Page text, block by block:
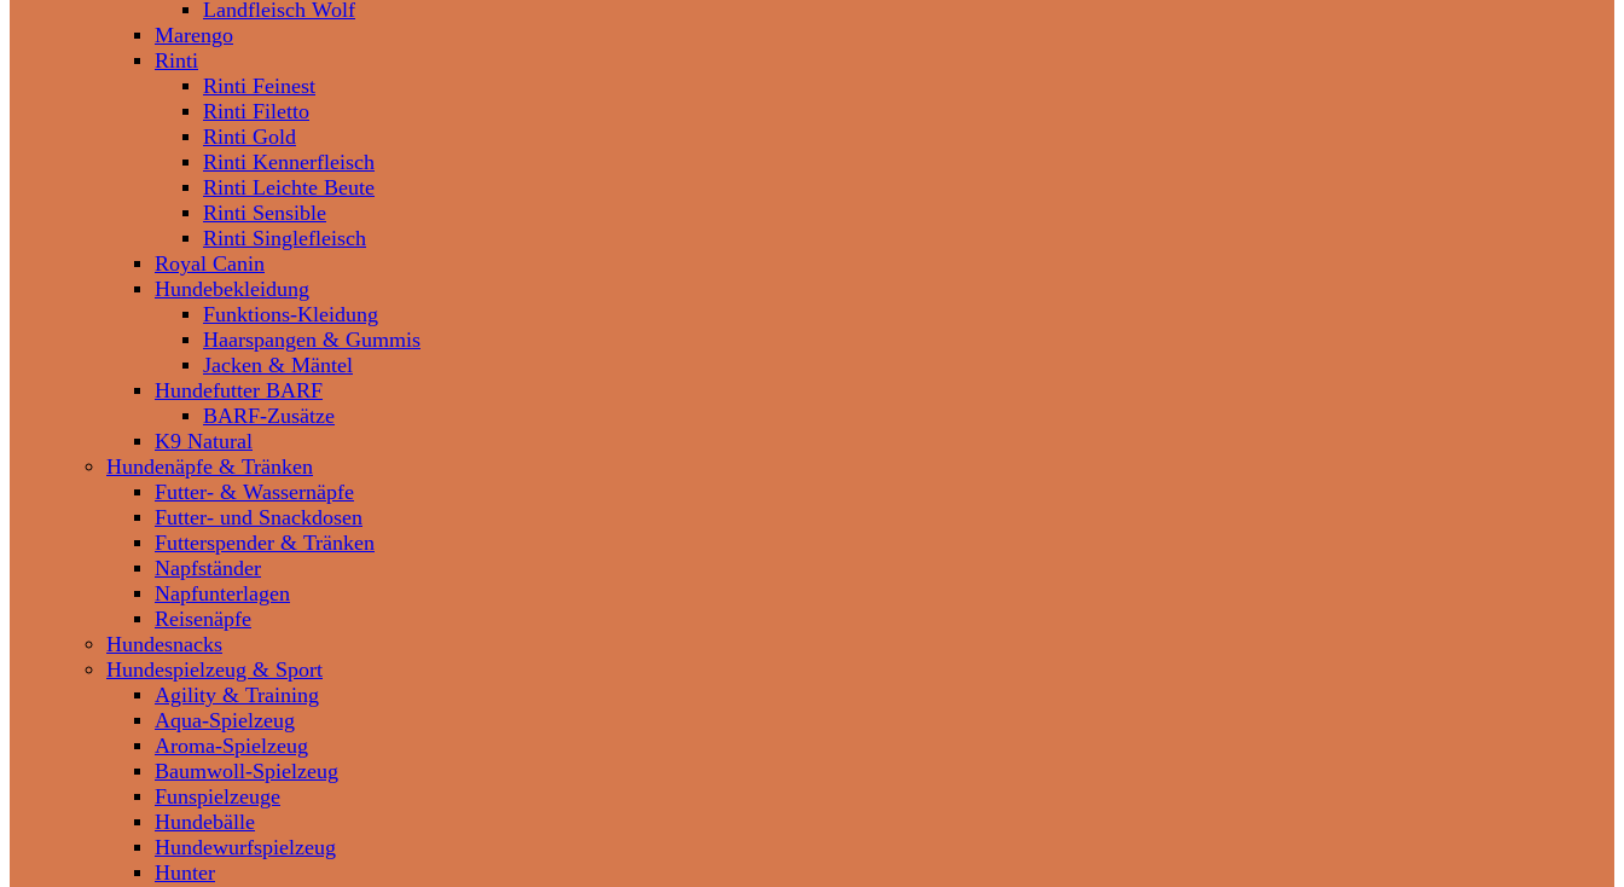
Landfleisch Wolf
Marengo
Rinti
Rinti Feinest
Rinti Filetto
Rinti Gold
Rinti Kennerfleisch
Rinti Leichte Beute
Rinti Sensible
Rinti Singlefleisch
Royal Canin
Hundebekleidung
Funktions-Kleidung
Haarspangen & Gummis
Jacken & Mäntel
Hundefutter BARF
BARF-Zusätze
K9 Natural
Hundenäpfe & Tränken
Futter- & Wassernäpfe
Futter- und Snackdosen
Futterspender & Tränken
Napfständer
Napfunterlagen
Reisenäpfe
Hundesnacks
Hundespielzeug & Sport
Agility & Training
Aqua-Spielzeug
Aroma-Spielzeug
Baumwoll-Spielzeug
Funspielzeuge
Hundebälle
Hundewurfspielzeug
Hunter